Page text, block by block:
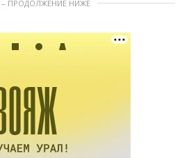
– ПРОДОЛЖЕНИЕ НИЖЕ